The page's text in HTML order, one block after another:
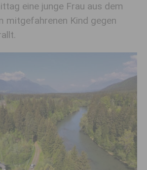
eine junge Frau aus dem
mitgefahrenen Kind gegen